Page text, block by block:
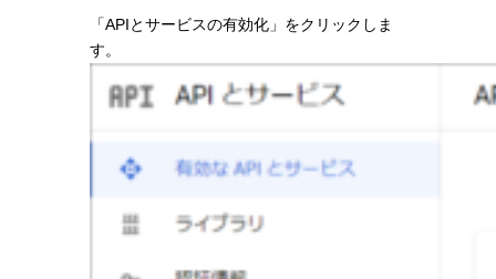
「APIとサービスの有効化」をクリックしま
す。